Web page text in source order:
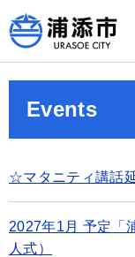
Events
☆マタニティ講話
2027年1月 予定「
人式）